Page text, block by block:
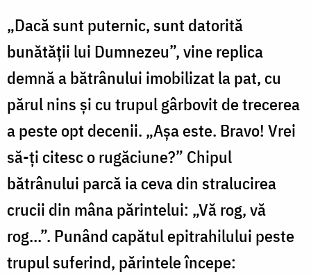
„Dacă sunt puternic, sunt datorită
bunătăţii lui Dumnezeu”, vine replica
demnă a bătrânului imobilizat la pat, cu
părul nins şi cu trupul gârbovit de trecerea
a peste opt decenii. „Aşa este. Bravo! Vrei
să-ţi citesc o rugăciune?” Chipul
bătrânului parcă ia ceva din stralucirea
crucii din mâna părintelui: „Vă rog, vă
rog...”. Punând capătul epitrahilului peste
trupul suferind, părintele începe: